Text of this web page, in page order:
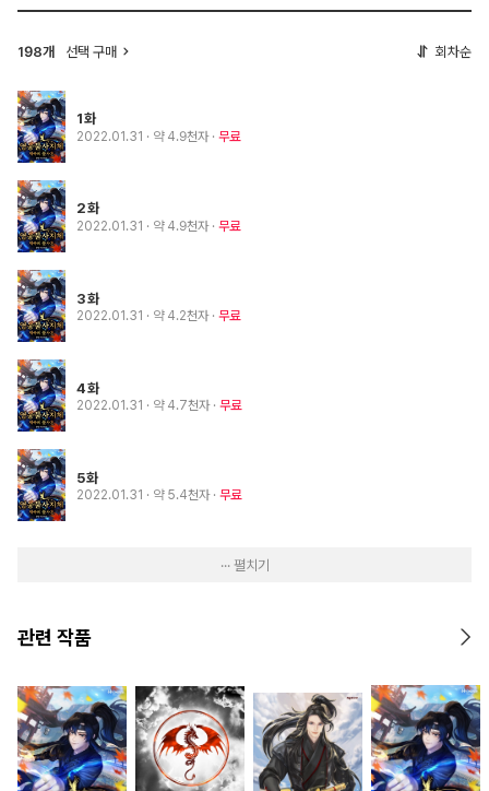
198개 선택 구매 회차순
1화
2022.01.31 · 약 4.9천자 무료
2화
2022.01.31 · 약 4.9천자 무료
3화
2022.01.31 · 약 4.2천자 무료
4화
2022.01.31 · 약 4.7천자 무료
5화
2022.01.31 · 약 5.4천자 무료
··· 펼치기
관련 작품